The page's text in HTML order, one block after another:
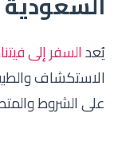
يُعدالسفر إلى
الاستكشاف
على الشروط